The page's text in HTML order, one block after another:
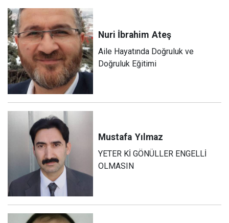
Nuri İbrahim Ateş
Aile Hayatında Doğruluk ve
Doğruluk Eğitimi
Mustafa Yılmaz
YETER Kİ GÖNÜLLER ENGELLİ
OLMASIN